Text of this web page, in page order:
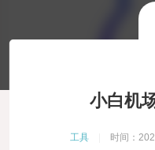
小白机
工具 时间：